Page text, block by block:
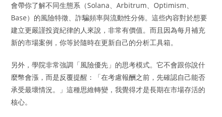
會帶你了解不同生態系（Solana、Arbitrum、Optimism、
Base）的風險特徵、詐騙頻率與流動性分佈。這些內容對於想要
建立更嚴謹投資紀律的人來說，非常有價值。而且因為每月補充
新的市場案例，你等於隨時在更新自己的分析工具箱。
另外，學院非常強調「風險優先」的思考模式。它不會跟你說什
麼幣會漲，而是反覆提醒：「在考慮報酬之前，先確認自己能否
承受最壞情況。」這種思維轉變，我覺得才是長期在市場存活的
核心。